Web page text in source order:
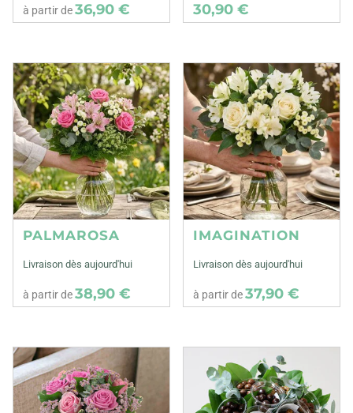
à partir de36,90 € 30,90 €
PALMAROSA
Livraison dès aujourd'hui
à partir de38,90 €
IMAGINATION
Livraison dès aujourd'hui
à partir de37,90 €